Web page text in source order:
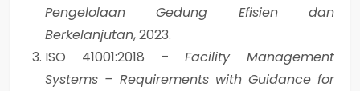
Pengelolaan Gedung Efisien dan
Berkelanjutan, 2023.
ISO 41001:2018 – Facility Management
Systems – Requirements with Guidance for